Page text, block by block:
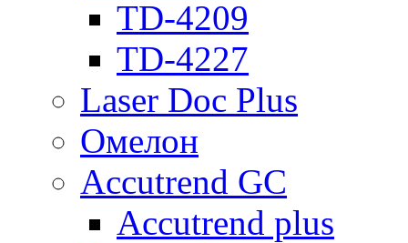
TD-4209
TD-4227
Laser Doc Plus
Омелон
Accutrend GC
Accutrend plus